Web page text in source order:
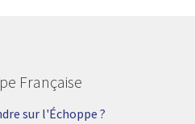
Française
sur l'Échoppe ?